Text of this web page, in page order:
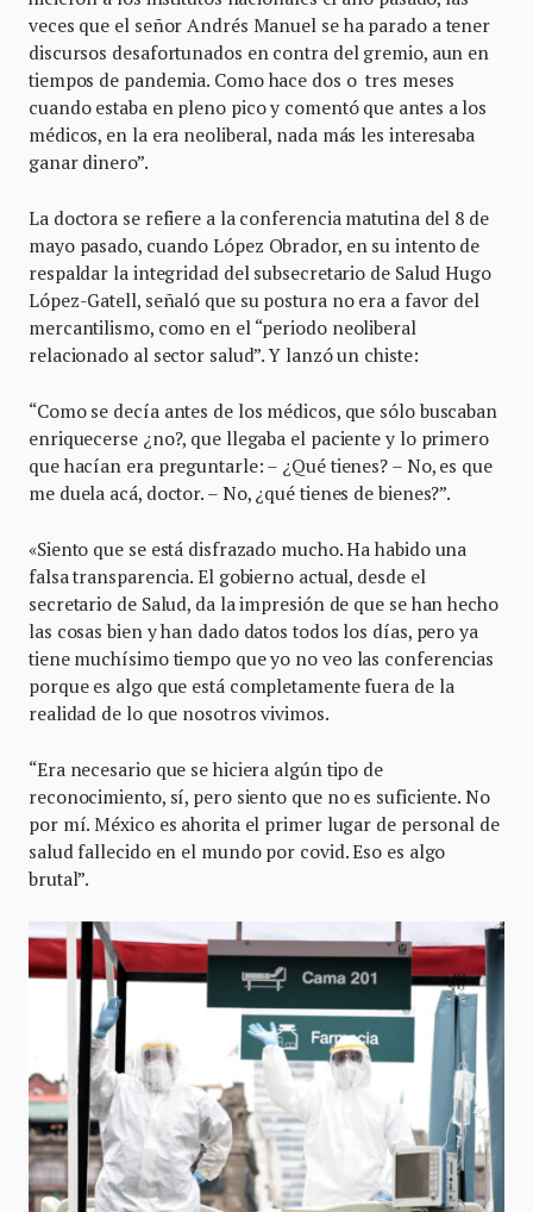
veces que el señor Andrés Manuel se ha parado a tener
discursos desafortunados en contra del gremio, aun en
tiempos de pandemia. Como hace dos o tres meses
cuando estaba en pleno pico y comentó que antes a los
médicos, en la era neoliberal, nada más les interesaba
ganar dinero”.
La doctora se refiere a la conferencia matutina del 8 de
mayo pasado, cuando López Obrador, en su intento de
respaldar la integridad del subsecretario de Salud Hugo
López-Gatell, señaló que su postura no era a favor del
mercantilismo, como en el “periodo neoliberal
relacionado al sector salud”. Y lanzó un chiste:
“Como se decía antes de los médicos, que sólo buscaban
enriquecerse ¿no?, que llegaba el paciente y lo primero
que hacían era preguntarle: – ¿Qué tienes? – No, es que
me duela acá, doctor. – No, ¿qué tienes de bienes?”.
«Siento que se está disfrazado mucho. Ha habido una
falsa transparencia. El gobierno actual, desde el
secretario de Salud, da la impresión de que se han hecho
las cosas bien y han dado datos todos los días, pero ya
tiene muchísimo tiempo que yo no veo las conferencias
porque es algo que está completamente fuera de la
realidad de lo que nosotros vivimos.
“Era necesario que se hiciera algún tipo de
reconocimiento, sí, pero siento que no es suficiente. No
por mí. México es ahorita el primer lugar de personal de
salud fallecido en el mundo por covid. Eso es algo
brutal”.